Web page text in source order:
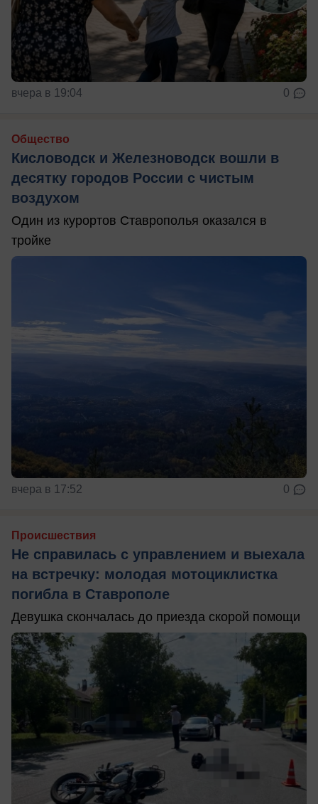
вчера в 19:04 0
Общество
Кисловодск и Железноводск вошли в
десятку городов России с чистым
воздухом
Один из курортов Ставрополья оказался в
тройке
вчера в 17:52 0
Происшествия
Не справилась с управлением и выехала
на встречку: молодая мотоциклистка
погибла в Ставрополе
Девушка скончалась до приезда скорой помощи